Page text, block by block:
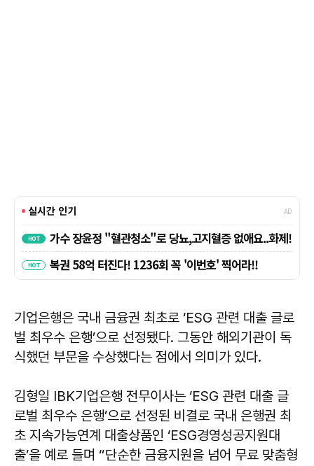
기업은행은 국내 금융권 최초로 ‘ESG 관련 대출 글로
벌 최우수 은행’으로 선정됐다. 그동안 해외기관이 독
식했던 부문을 수상했다는 점에서 의미가 있다.
김형일 IBK기업은행 전무이사는 ‘ESG 관련 대출 글
로벌 최우수 은행’으로 선정된 비결로 국내 은행권 최
초 지속가능연계 대출상품인 ‘ESG경영성공지원대
출’을 예로 들며 “단순한 금융지원을 넘어 무료 맞춤형